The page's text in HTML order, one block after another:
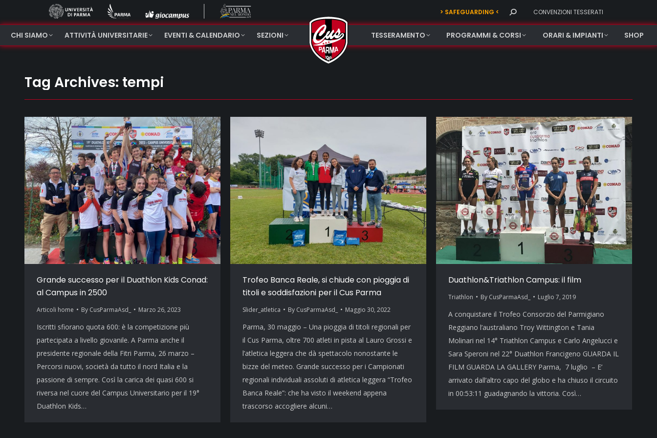
> SAFEGUARDING < Search: CONVENZIONI TESSERATI
CHI SIAMO ATTIVITÀ UNIVERSITARIE EVENTI & CALENDARIO SEZIONI TESSERAMENTO PROGRAMMI & CORSI ORARI & IMPIANTI SHOP
Tag Archives: tempi
Grande successo per il Duathlon Kids Conad:
al Campus in 2500
Articoli home By CusParmaAsd_ Marzo 26, 2023
Iscritti sfiorano quota 600: è la competizione più
partecipata a livello giovanile. A Parma anche il
presidente regionale della Fitri Parma, 26 marzo –
Percorsi nuovi, società da tutto il nord Italia e la
passione di sempre. Così la carica dei quasi 600 si
riversa nel cuore del Campus Universitario per il 19°
Duathlon Kids…
Trofeo Banca Reale, si chiude con pioggia di
titoli e soddisfazioni per il Cus Parma
Slider_atletica By CusParmaAsd_ Maggio 30, 2022
Parma, 30 maggio – Una pioggia di titoli regionali per
il Cus Parma, oltre 700 atleti in pista al Lauro Grossi e
l’atletica leggera che dà spettacolo nonostante le
bizze del meteo. Grande successo per i Campionati
regionali individuali assoluti di atletica leggera “Trofeo
Banca Reale”: che ha visto il weekend appena
trascorso accogliere alcuni…
Duathlon&Triathlon Campus: il film
Triathlon By CusParmaAsd_ Luglio 7, 2019
A conquistare il Trofeo Consorzio del Parmigiano
Reggiano l’australiano Troy Wittington e Tania
Molinari nel 14° Triathlon Campus e Carlo Angelucci e
Sara Speroni nel 22° Duathlon Francigeno GUARDA IL
FILM GUARDA LA GALLERY Parma, 7 luglio – E’
arrivato dall’altro capo del globo e ha chiuso il circuito
in 00:53:11 guadagnando la vittoria. Così…